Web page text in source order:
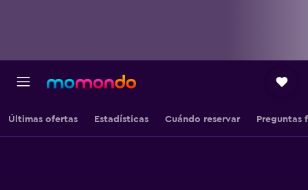
Últimas ofertas Estadísticas Cuándo reservar Preguntas